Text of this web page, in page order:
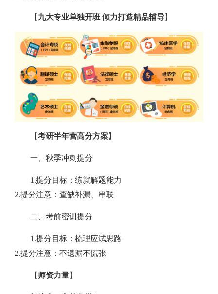
【 九大专业单独开班 倾力打造精品辅导】
【考研半年营高分方案】
一、秋季冲刺提分
1.提分目标：练就解题能力
2.提分注意：查缺补漏、串联
二、考前密训提分
1.提分目标：梳理应试思路
2.提分注意：不遗漏不慌张
【 师资力量】